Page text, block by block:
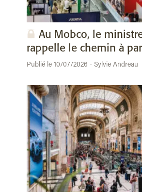
Au Mobco, le
rappelle le chemin à
Publié le 10/07/2026 - Sylvie Andreau